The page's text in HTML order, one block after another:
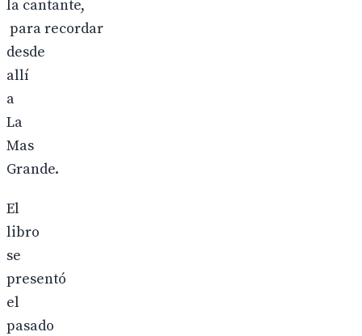
la cantante,
para recordar
desde
allí
a
La
Mas
Grande.
El
libro
se
presentó
el
pasado